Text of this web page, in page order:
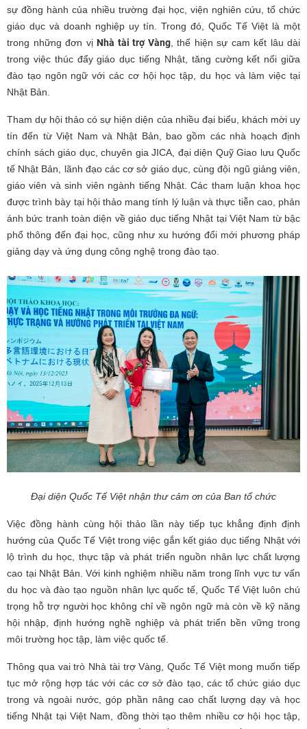
sự đồng hành của nhiều trường đại học, viện nghiên cứu, tổ chức
giáo dục và doanh nghiệp uy tín. Trong đó, Quốc Tế Việt là một
trong những đơn vị Nhà tài trợ Vàng, thể hiện sự cam kết lâu dài
trong việc thúc đẩy giáo dục tiếng Nhật, tăng cường kết nối giữa
đào tạo ngôn ngữ với các cơ hội học tập, du học và làm việc tại
Nhật Bản.
Tham dự hội thảo có sự hiện diện của nhiều đại biểu, khách mời uy
tín đến từ Việt Nam và Nhật Bản, bao gồm các nhà hoạch định
chính sách giáo dục, chuyên gia JICA, đại diện Quỹ Giao lưu Quốc
tế Nhật Bản, lãnh đạo các cơ sở giáo dục, cùng đội ngũ giảng viên,
giáo viên và sinh viên ngành tiếng Nhật. Các tham luận khoa học
được trình bày tại hội thảo mang tính lý luận và thực tiễn cao, phản
ánh bức tranh toàn diện về giáo dục tiếng Nhật tại Việt Nam từ bậc
phổ thông đến đại học, cũng như xu hướng đổi mới phương pháp
giảng dạy và ứng dụng công nghệ trong đào tạo.
Đại diện Quốc Tế Việt nhận thư cảm ơn của Ban tổ chức
Việc đồng hành cùng hội thảo lần này tiếp tục khẳng định định
hướng của Quốc Tế Việt trong việc gắn kết giáo dục tiếng Nhật với
lộ trình du học, thực tập và phát triển nguồn nhân lực chất lượng
cao tại Nhật Bản. Với kinh nghiệm nhiều năm trong lĩnh vực tư vấn
du học và đào tạo nguồn nhân lực quốc tế, Quốc Tế Việt luôn chú
trọng hỗ trợ người học không chỉ về ngôn ngữ mà còn về kỹ năng
hội nhập, định hướng nghề nghiệp và phát triển bền vững trong
môi trường học tập, làm việc quốc tế.
Thông qua vai trò Nhà tài trợ Vàng, Quốc Tế Việt mong muốn tiếp
tục mở rộng hợp tác với các cơ sở đào tạo, các tổ chức giáo dục
trong và ngoài nước, góp phần nâng cao chất lượng dạy và học
tiếng Nhật tại Việt Nam, đồng thời tạo thêm nhiều cơ hội học tập,